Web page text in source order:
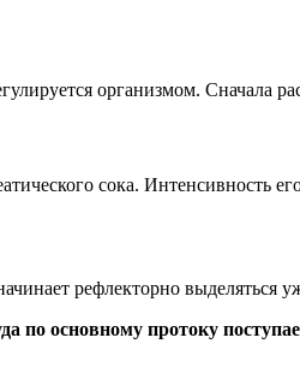
организмом. Сначала
сока. Интенсивность
рефлекторно
по основному протоку